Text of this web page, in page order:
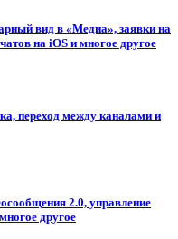
вид в «Медиа», заявки на
на iOS и многое другое
переход между каналами и
2.0, управление
другое